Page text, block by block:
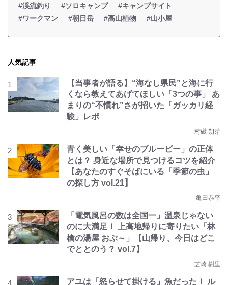
#渓流釣り
#ソロキャンプ
#キャンプサイト
#ワークマン
#朝日岳 #高山植物 #山小屋
人気記事
【当事者が語る】“海なし県民”と海に行
くなら教えてあげてほしい「3つの事」 あ
まりの“不慣れ”さが招いた「ガッカリ経
験」レポ
村磁 朔芽
青く美しい「幸せのブルービー」の正体
とは？ 身近な場所で見つけるコツを紹介
【あなたのすぐそばにいる「季節の虫」
の探し方 vol.21】
亀田恭平
「電気風呂の数は全国一」温泉じゃない
のに大満足！ 上高地帰りに寄りたい「林
檎の湯屋 おぶ～」【山帰り、今日はどこ
でととのう？ vol.7】
芝崎 樹里
アユは「怒らせて掛ける」魚だった！ ル